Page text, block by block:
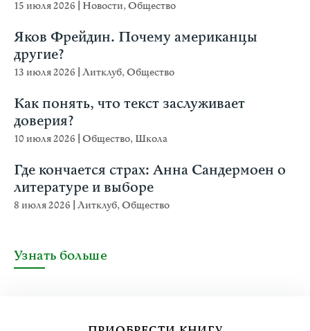
15 июля 2026 Новости,Общество
Яков Фрейдин. Почему американцы
другие?
13 июля 2026 Литклуб,Общество
Как понять, что текст заслуживает
доверия?
10 июля 2026 Общество, Школа
Где кончается страх: Анна Сандермоен о
литературе и выборе
8 июля 2026 Литклуб,Общество
Узнать больше